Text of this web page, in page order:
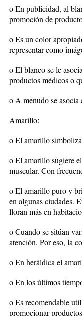
o En publicidad, al
promoción de
o Es un color
representar como
o El blanco se le
productos médicos o
o A menudo se
Amarillo:
o El amarillo
o El amarillo sugiere
muscular. Con
o El amarillo puro y
en algunas ciudades.
lloran más en
o Cuando se sitúan
atención. Por eso, la
o En heráldica el
o En los últimos
o Es recomendable
promocionar